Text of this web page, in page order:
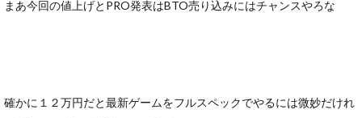
まあ今回の値上げとPRO発表はBTO売り込みにはチャンスやろな
確かに１２万円だと最新ゲームをフルスペックでやるには微妙だけれ